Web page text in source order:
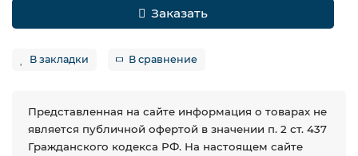
Заказать
В закладки В сравнение
Представленная на сайте информация о товарах не
является публичной офертой в значении п. 2 ст. 437
Гражданского кодекса РФ. На настоящем сайте